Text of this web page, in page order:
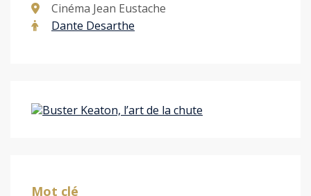
Cinéma Jean Eustache
Dante Desarthe
Mot clé